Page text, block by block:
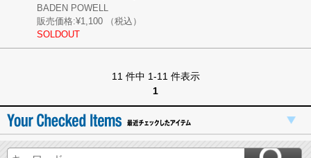
BADEN POWELL
販売価格:¥1,100
（税込）
SOLDOUT
11 件中 1-11 件表示
1